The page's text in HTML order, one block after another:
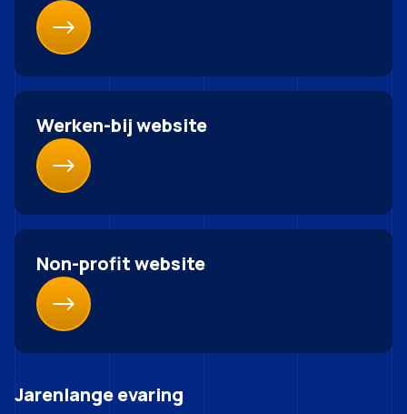
Werken-bij website
Non-profit website
Jarenlange evaring